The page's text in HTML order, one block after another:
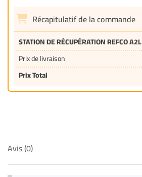
Récapitulatif de la commande
STATION DE RÉCUPÉRATION REFCO A2L
Prix de livraison
Prix Total
Avis (0)